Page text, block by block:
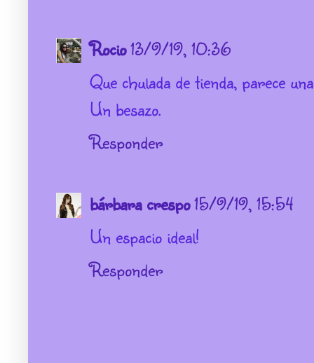
Rocio13/9/19, 10:36
Que chulada de tienda, parece
Un besazo.
Responder
bárbara crespo15/9/19, 15:54
Un espacio ideal!
Responder